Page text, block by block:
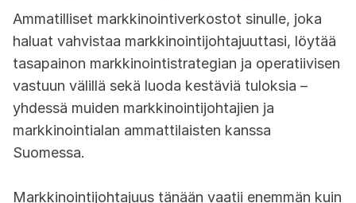
Ammatilliset markkinointiverkostot sinulle, joka
haluat vahvistaa markkinointijohtajuuttasi, löytää
tasapainon markkinointistrategian ja operatiivisen
vastuun välillä sekä luoda kestäviä tuloksia –
yhdessä muiden markkinointijohtajien ja
markkinointialan ammattilaisten kanssa
Suomessa.
Markkinointijohtajuus tänään vaatii enemmän kuin